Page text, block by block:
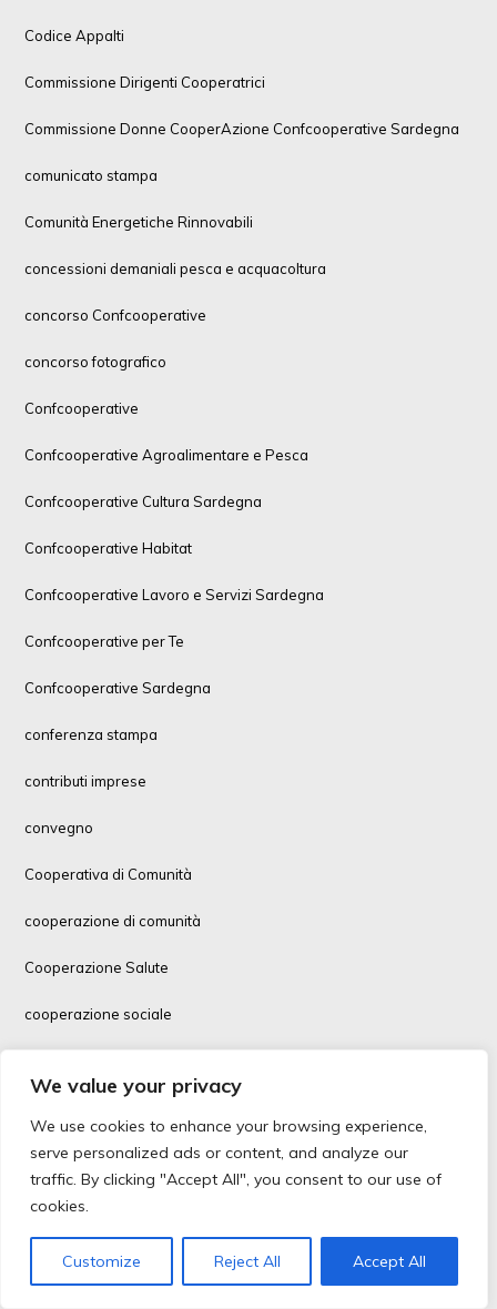
We value your privacy
We use cookies to enhance your browsing experience,
serve personalized ads or content, and analyze our
traffic. By clicking "Accept All", you consent to our use of
cookies.
Customize Reject All Accept All
Codice Appalti
Commissione Dirigenti Cooperatrici
Commissione Donne CooperAzione Confcooperative Sardegna
comunicato stampa
Comunità Energetiche Rinnovabili
concessioni demaniali pesca e acquacoltura
concorso Confcooperative
concorso fotografico
Confcooperative
Confcooperative Agroalimentare e Pesca
Confcooperative Cultura Sardegna
Confcooperative Habitat
Confcooperative Lavoro e Servizi Sardegna
Confcooperative per Te
Confcooperative Sardegna
conferenza stampa
contributi imprese
convegno
Cooperativa di Comunità
cooperazione di comunità
Cooperazione Salute
cooperazione sociale
corsi formazione
Covid-19